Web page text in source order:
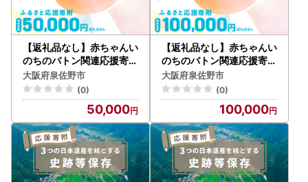
・ワンストップ特例申請の期限（必着）はご寄附翌年の1月1
0日です。
・複数回ご寄附をいただいている場合は、ご寄附ごとに申請
のお手続きが必要です。
・当市専用の申請書以外の受付完了までにはお時間をいただ
きますので、当市よりお送りしております申請書類をご利用
■問い合わせについて■
メールでのお問い合わせが非常に多く、ご回答にお時間を要
しております。誠に恐縮ではございますが、ご回答までに1
週間ほどお時間を頂く場合もございますのであらかじめご了
【返礼品なし】赤ちゃんい
のちのバトン関連応援寄附
（大阪府泉佐野市）
大阪府泉佐野市
(0)
50,000
【返礼品なし】赤ちゃんい
のちのバトン関連応援寄附
（大阪府泉佐野市）
大阪府泉佐野市
(0)
100,000